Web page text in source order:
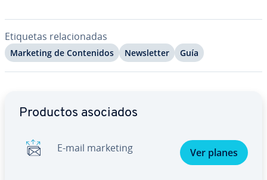
Etiquetas re­la­cio­na­das
Marketing de Co­n­te­ni­dos Ne­w­s­le­t­ter Guía
Productos asociados
E-mail marketing Ver planes